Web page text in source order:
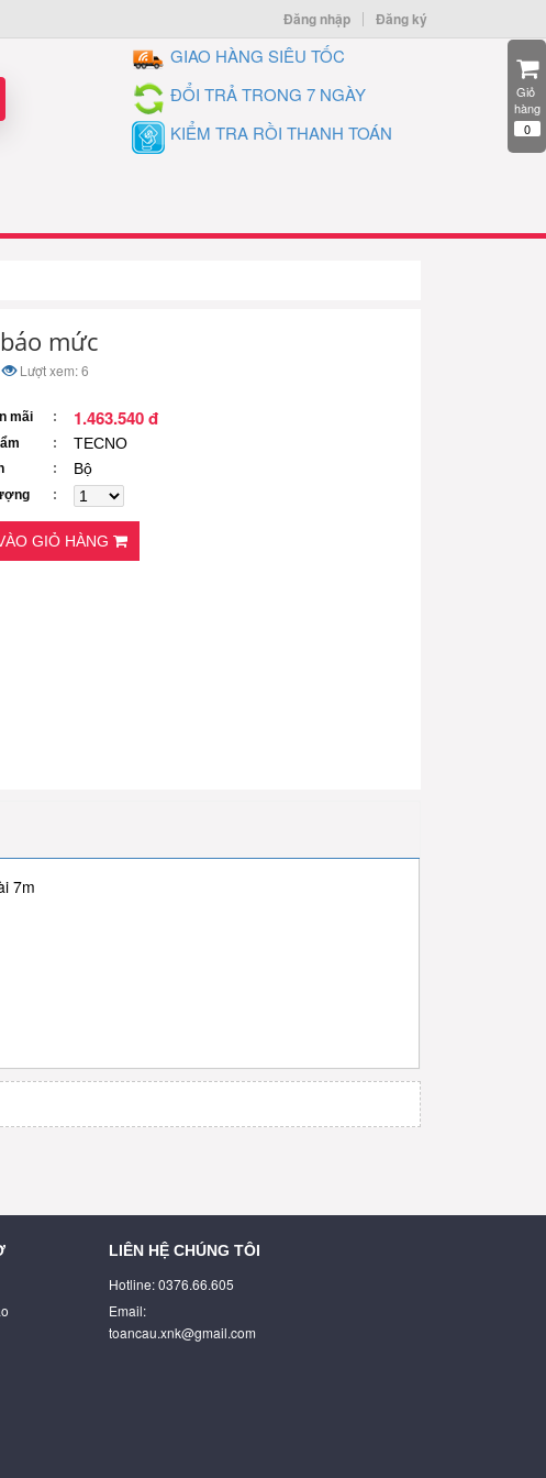
Đăng nhập Đăng ký
GIAO HÀNG SIÊU TỐC
ĐỔI TRẢ TRONG 7 NGÀY
KIỂM TRA RỒI THANH TOÁN
mức
Lượt xem: 6
mãi 1.463.540 đ
TECNO
Bộ
GIỎ HÀNG
7m
LIÊN HỆ CHÚNG TÔI
Hotline: 0376.66.605
Email:
toancau.xnk@gmail.com
Giỏ
hàng
0